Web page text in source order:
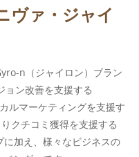
ヴァ・ジャイ
n（ジャイロン）ブラン
ョン改善を支援する
ルマーケティングを支援す
クチコミ獲得を支援する
に加え、様々なビジネスの